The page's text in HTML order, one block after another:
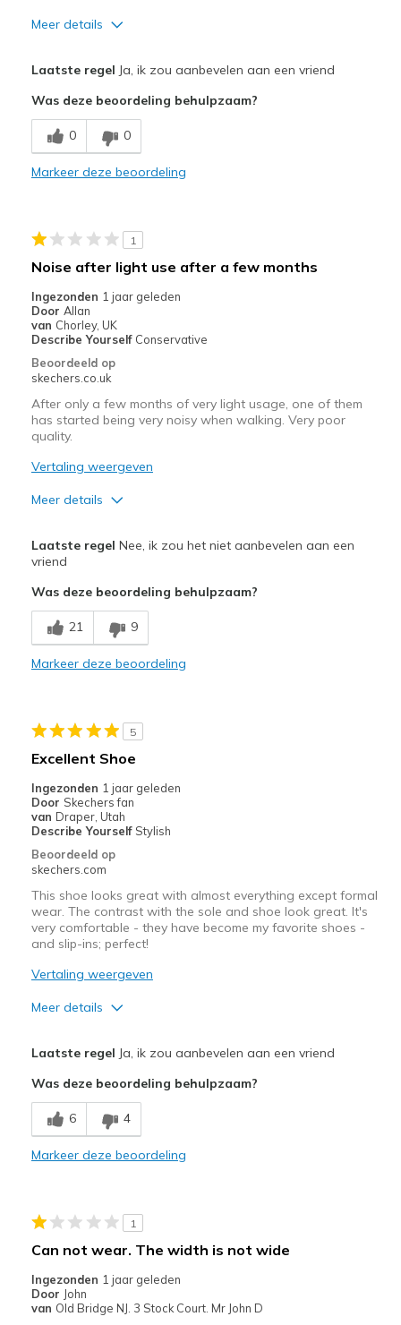
View On Shoes
Meer details
Comfortabel
Beste toepassingen
Uitgaan
Maat
Lijkt goed van maat
View On Shoes
Ik hou van schoenen
Laatste regel Ja, ik zou aanbevelen aan een vriend
Was deze beoordeling behulpzaam?
0 0
Markeer deze beoordeling
1
Noise after light use after a few months
Ingezonden 1 jaar geleden
Door Allan
van Chorley, UK
Describe Yourself Conservative
Beoordeeld op
skechers.co.uk
After only a few months of very light usage, one of them
has started being very noisy when walking. Very poor
quality.
Vertaling weergeven
Meer details
Comfortable
Minpunten
Noise
Poor Quality
Beste toepassingen
Casual Wear
Width
Feels true to width
Sizing
Shoes are for Wearing
Laatste regel Nee, ik zou het niet aanbevelen aan een
vriend
Was deze beoordeling behulpzaam?
21 9
Markeer deze beoordeling
5
Excellent Shoe
Ingezonden 1 jaar geleden
Door Skechers fan
van Draper, Utah
Describe Yourself Stylish
Beoordeeld op
skechers.com
This shoe looks great with almost everything except formal
wear. The contrast with the sole and shoe look great. It's
very comfortable - they have become my favorite shoes -
and slip-ins; perfect!
Vertaling weergeven
Meer details
Breathe Well
Comfortable
Beste toepassingen
Going Out
Laatste regel Ja, ik zou aanbevelen aan een vriend
Was deze beoordeling behulpzaam?
6 4
Markeer deze beoordeling
1
Can not wear. The width is not wide
Ingezonden 1 jaar geleden
Door John
van Old Bridge NJ. 3 Stock Court. Mr John D